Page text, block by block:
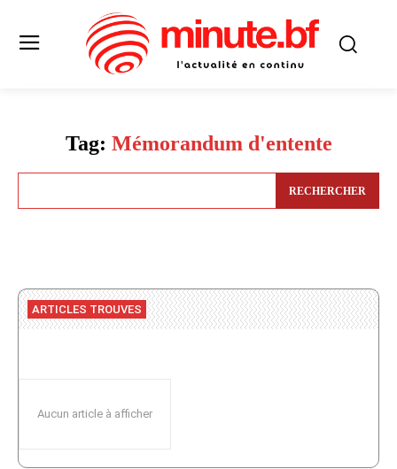
Tag: Mémorandum d'entente
RECHERCHER
ARTICLES TROUVES
Aucun article à afficher